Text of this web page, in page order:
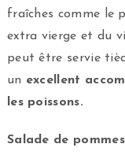
fraîches comme le
extra vierge et du
peut être servie
un excellent
les poissons.
Salade de